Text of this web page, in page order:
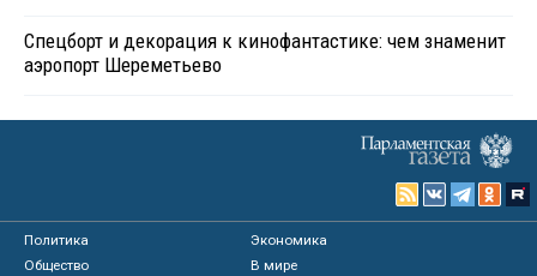
Спецборт и декорация к кинофантастике: чем знаменит
аэропорт Шереметьево
Политика
Экономика
Общество
В мире